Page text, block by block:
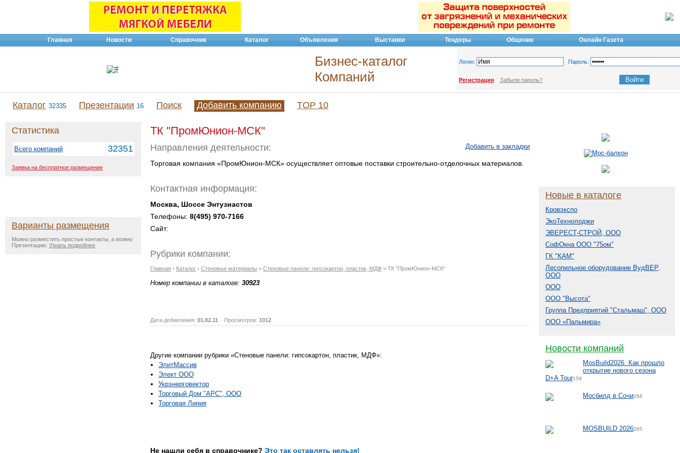
Главная Новости Справочник Каталог Объявления Выставки Тендеры Общение Онлайн Газета
Бизнес-каталог
Компаний
Логин: Пароль:
Регистрация Забыли пароль?
Каталог 32335 Презентации 16 Поиск Добавить компанию TOP 10
Статистика
Всего компаний 32351
Заявка на бесплатное размещение
Варианты размещения
Можно разместить простые контакты, а можно
Презентацию. Узнать подробнее
ТК "ПромЮнион-МСК"
Добавить в закладки
Направления деятельности:
Торговая компания «ПромЮнион-МСК» осуществляет оптовые поставки строительно-отделочных материалов.
Контактная информация:
Москва, Шоссе Энтузиастов
Телефоны: 8(495) 970-7166
Сайт:
Рубрики компании:
Главная › Каталог › Стеновые материалы > Стеновые панели: гипсокартон, пластик, МДФ > ТК "ПромЮнион-МСК"
Номер компании в каталоге: 30923
Дата добавления: 01.02.11 Просмотров: 1012
Другие компании рубрики «Стеновые панели: гипсокартон, пластик, МДФ»:
ЭлитМассив
Элект ООО
Укрэнерговектор
Торговый Дом "АРС", ООО
Торговая Линия
Не нашли себя в справочнике? Это так оставлять нельзя!
Новые в каталоге
Кровэкспо
ЭкоТехнолоджи
ЭВЕРЕСТ-СТРОЙ, ООО
СофОкна ООО "75ом"
ГК "КАМ"
Лесопильное оборудование ВудВЕР,
ООО
ООО
ООО "Высота"
Группа Предприятий "Стальмаш", ООО
ООО «Пальмира»
Новости компаний
MosBuild2026. Как прошло
открытие нового сезона
D+A Tour159
Мосбилд в Сочи268
MOSBUILD 2026265